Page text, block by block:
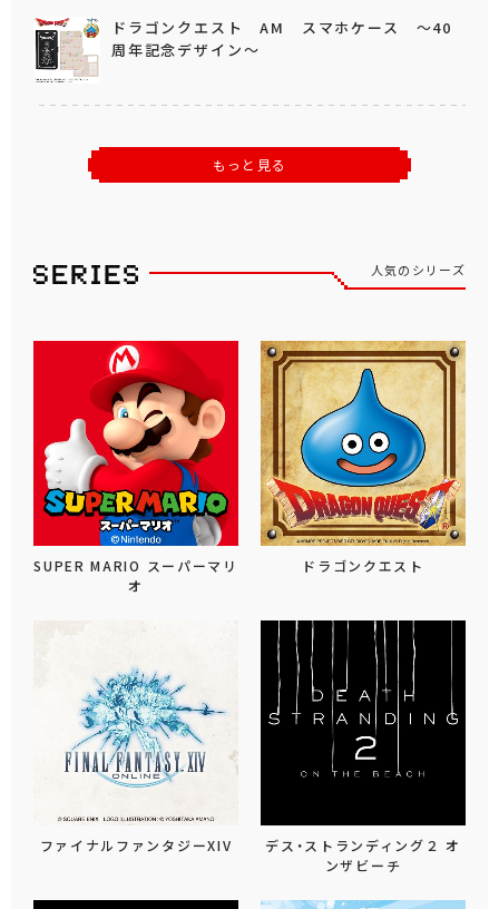
ドラゴンクエスト AM スマホケース ～40
周年記念デザイン～
もっと見る
人気のシリーズ
SUPER MARIO スーパーマリ
オ
ドラゴンクエスト
ファイナルファンタジーXIV
デス・ストランディング２ オ
ンザビーチ